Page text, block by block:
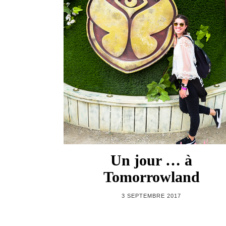
Un jour … à
Tomorrowland
3 SEPTEMBRE 2017